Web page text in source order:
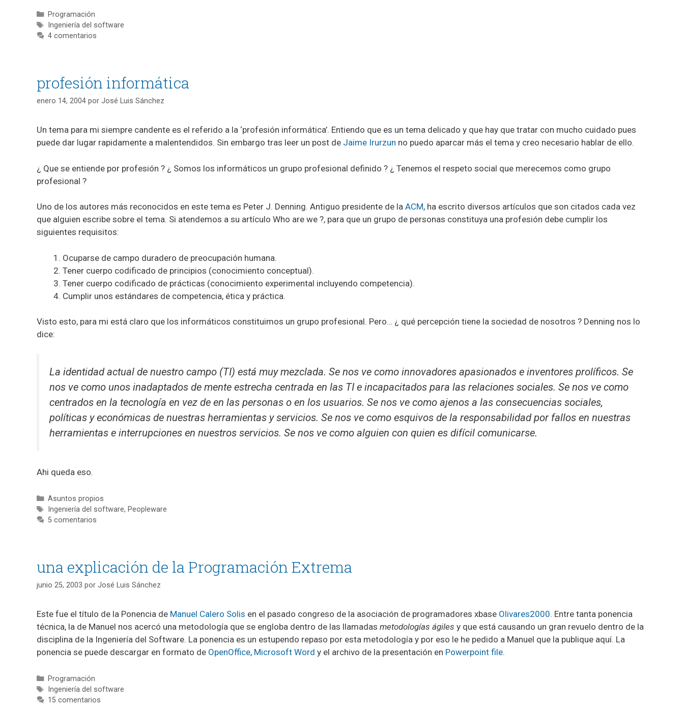
Categorías
Programación
Etiquetas
Ingeniería del software
4 comentarios
profesión informática
enero 14, 2004 por José Luis Sánchez
Un tema para mi siempre candente es el referido a la ‘profesión informática’. Entiendo que es un tema delicado y que hay que tratar con mucho cuidado pues
puede dar lugar rapidamente a malentendidos. Sin embargo tras leer un post de Jaime Irurzun no puedo aparcar más el tema y creo necesario hablar de ello.
¿ Que se entiende por profesión ? ¿ Somos los informáticos un grupo profesional definido ? ¿ Tenemos el respeto social que merecemos como grupo
profesional ?
Uno de los autores más reconocidos en este tema es Peter J. Denning. Antiguo presidente de la ACM, ha escrito diversos artículos que son citados cada vez
que alguien escribe sobre el tema. Si atendemos a su artículo Who are we ?, para que un grupo de personas constituya una profesión debe cumplir los
siguientes requisitos:
Ocuparse de campo duradero de preocupación humana.
Tener cuerpo codificado de principios (conocimiento conceptual).
Tener cuerpo codificado de prácticas (conocimiento experimental incluyendo competencia).
Cumplir unos estándares de competencia, ética y práctica.
Visto esto, para mi está claro que los informáticos constituimos un grupo profesional. Pero… ¿ qué percepción tiene la sociedad de nosotros ? Denning nos lo
dice:
La identidad actual de nuestro campo (TI) está muy mezclada. Se nos ve como innovadores apasionados e inventores prolíficos. Se
nos ve como unos inadaptados de mente estrecha centrada en las TI e incapacitados para las relaciones sociales. Se nos ve como
centrados en la tecnología en vez de en las personas o en los usuarios. Se nos ve como ajenos a las consecuencias sociales,
políticas y económicas de nuestras herramientas y servicios. Se nos ve como esquivos de la responsabilidad por fallos en nuestras
herramientas e interrupciones en nuestros servicios. Se nos ve como alguien con quien es difícil comunicarse.
Ahi queda eso.
Categorías
Asuntos propios
Etiquetas
Ingeniería del software, Peopleware
5 comentarios
una explicación de la Programación Extrema
junio 25, 2003 por José Luis Sánchez
Este fue el título de la Ponencia de Manuel Calero Solis en el pasado congreso de la asociación de programadores xbase Olivares2000. Entre tanta ponencia
técnica, la de Manuel nos acercó una metodología que se engloba dentro de las llamadas metodologías ágiles y que está causando un gran revuelo dentro de la
disciplina de la Ingeniería del Software. La ponencia es un estupendo repaso por esta metodología y por eso le he pedido a Manuel que la publique aquí. La
ponencia se puede descargar en formato de OpenOffice, Microsoft Word y el archivo de la presentación en Powerpoint file.
Categorías
Programación
Etiquetas
Ingeniería del software
15 comentarios